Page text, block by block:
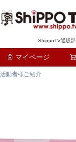
ShippoTV通販部
マイページ
動者様ご紹介